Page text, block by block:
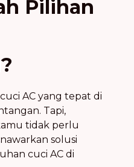
Pilihan
AC yang tepat di
Tapi,
tidak perlu
solusi
cuci AC di